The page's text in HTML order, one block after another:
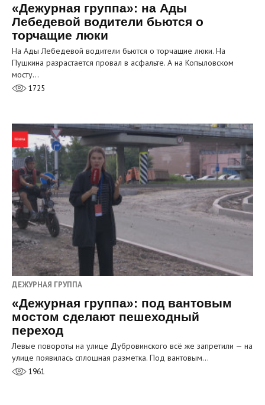
«Дежурная группа»: на Ады
Лебедевой водители бьются о
торчащие люки
На Ады Лебедевой водители бьются о торчащие люки. На
Пушкина разрастается провал в асфальте. А на Копыловском
мосту…
1725
ДЕЖУРНАЯ ГРУППА
«Дежурная группа»: под вантовым
мостом сделают пешеходный
переход
Левые повороты на улице Дубровинского всё же запретили — на
улице появилась сплошная разметка. Под вантовым…
1961